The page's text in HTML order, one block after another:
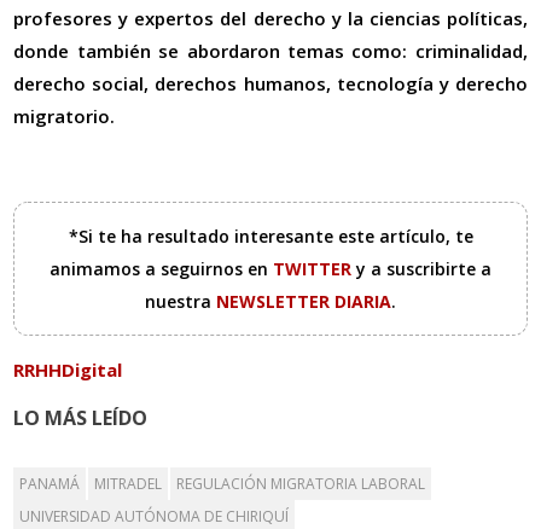
profesores y expertos del derecho y la ciencias políticas,
donde también se abordaron temas como: criminalidad,
derecho social, derechos humanos, tecnología y derecho
migratorio.
*Si te ha resultado interesante este artículo, te
animamos a seguirnos en TWITTERy a suscribirte a
nuestra NEWSLETTER DIARIA.
RRHHDigital
LO MÁS LEÍDO
PANAMÁ MITRADEL
REGULACIÓN MIGRATORIA LABORAL
UNIVERSIDAD AUTÓNOMA DE CHIRIQUÍ